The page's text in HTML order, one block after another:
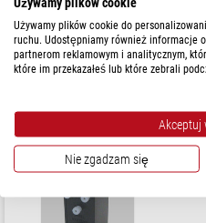
$
Rigel
Szukacz
Używamy plików cookie do
ruchu. Udostępniamy również informacje
partnerom reklamowym i analitycznym,
które im przekazałeś lub które zebrali
Akceptuj
Nie zgadzam się